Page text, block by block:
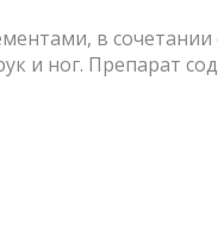
в
и ног. Препарат